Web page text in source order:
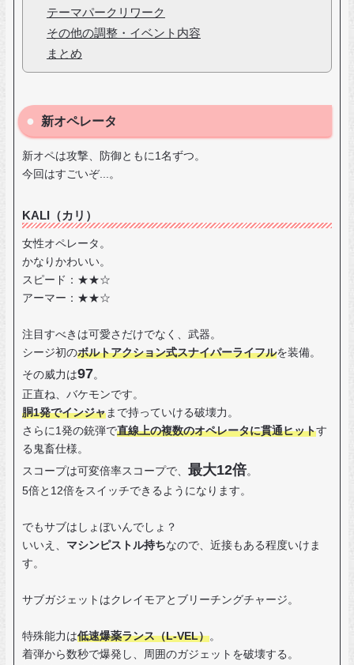
テーマパークリワーク
その他の調整・イベント内容
まとめ
新オペレータ
新オペは攻撃、防御ともに1名ずつ。
今回はすごいぞ...。
KALI（カリ）
女性オペレータ。
かなりかわいい。
スピード：★★☆
アーマー：★★☆
注目すべきは可愛さだけでなく、武器。
シージ初のボルトアクション式スナイパーライフルを装備。
その威力は97。
正直ね、バケモンです。
胴1発でインジャ まで持っていける破壊力。
さらに1発の銃弾で直線上の複数のオペレータに貫通ヒットす
る鬼畜仕様。
スコープは可変倍率スコープで、 最大12倍。
5倍と12倍をスイッチできるようになります。
でもサブはしょぼいんでしょ？
いいえ、 マシンピストル持ちなので、近接もある程度いけま
す。
サブガジェットはクレイモアとブリーチングチャージ。
特殊能力は低速爆薬ランス（L-VEL）。
着弾から数秒で爆発し、周囲のガジェットを破壊する。